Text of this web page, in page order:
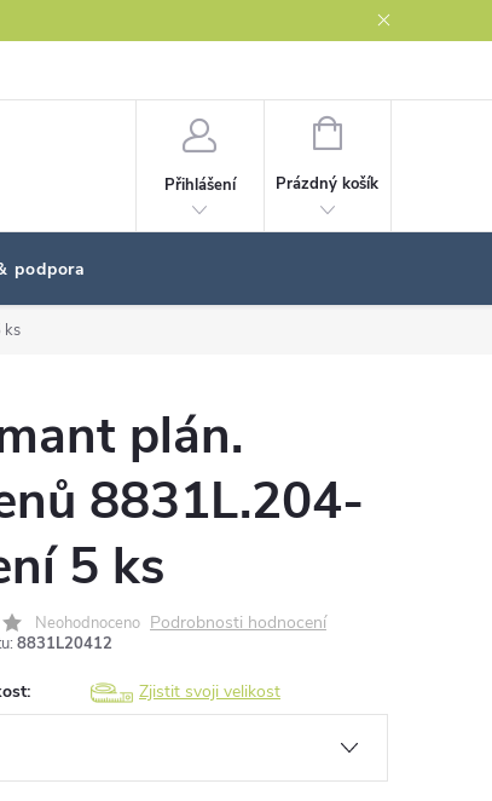
Přihlášení
NÁKUPNÍ
Prázdný košík
podpora
ks
plán.
8831L.204-
5 ks
Neohodnoceno Podrobnosti hodnocení
8831L20412
Zjistit svoji velikost